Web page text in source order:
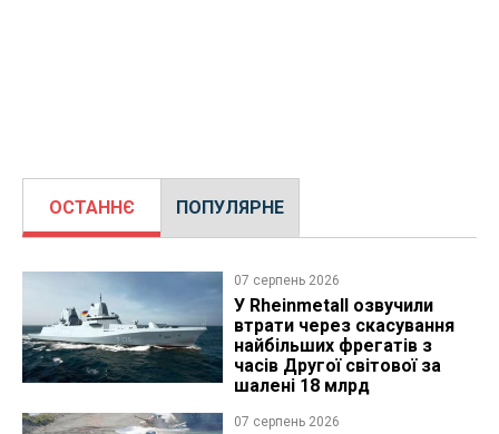
ОСТАННЄ ПОПУЛЯРНЕ
07 серпень 2026
У Rheinmetall озвучили
втрати через скасування
найбільших фрегатів з
часів Другої світової за
шалені 18 млрд
07 серпень 2026